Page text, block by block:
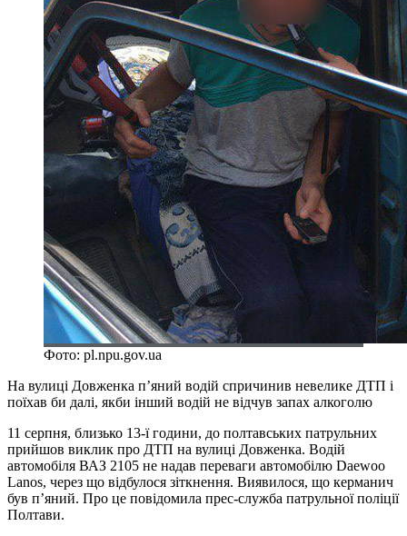
Фото: pl.npu.gov.ua
На вулиці Довженка п’яний водій спричинив невелике ДТП і
поїхав би далі, якби інший водій не відчув запах алкоголю
11 серпня, близько 13-ї години, до полтавських патрульних
прийшов виклик про ДТП на вулиці Довженка. Водій
автомобіля ВАЗ 2105 не надав переваги автомобілю Daewoo
Lanos, через що відбулося зіткнення. Виявилося, що керманич
був п’яний. Про це повідомила прес-служба патрульної поліції
Полтави.